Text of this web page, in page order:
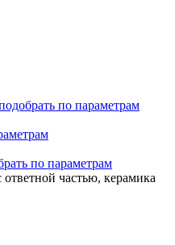
по параметрам
по параметрам
частью, керамика